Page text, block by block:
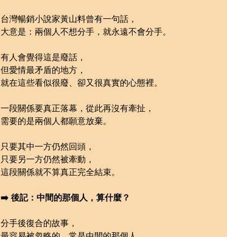
台灣暢銷小說家黃山料曾有一句話，
大意是：兩個人不想分手，就永遠不會分手。
有人會覺得這是廢話，
但愛情最矛盾的地方，
就在這些看似很廢、卻又很真實的心態裡。
一段關係要真正落幕，從此再沒有牽扯，
需要的是兩個人都願意放棄。
只要其中一方仍然回頭，
只要另一方仍然被牽動，
這段關係就不算真正完全結束。
➡️ 後記：中間的那個人，算什麼？
分手後復合的故事，